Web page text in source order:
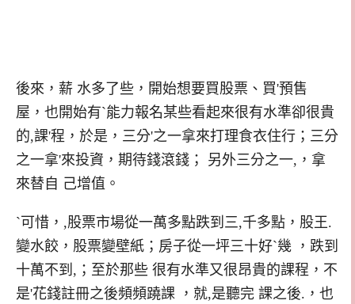
後來，薪 水多了些，開始想要買股票、買'預售
屋，也開始有`能力報名某些看起來很有水準卻很貴
的,課'程，於是，三分'之一拿來打理食衣住行；三分
之一拿'來投資，期待錢滾錢； 另外三分之一,，拿
來替自 己增值。
`可惜，,股票市場從一萬多點跌到三,千多點，股王.
變水餃，股票變壁紙；房子從一坪三十好`幾 ，跌到
十萬不到,；至於那些 很有水準又很昂貴的課程，不
是'花錢註冊之後頻頻蹺課 ，就,是聽完 課之後.，也